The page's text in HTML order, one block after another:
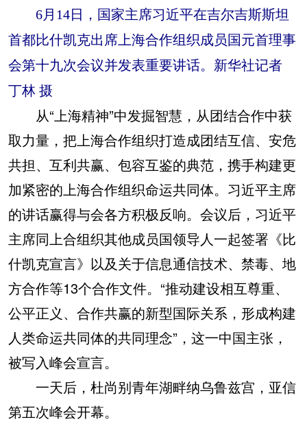
6月14日，国家主席习近平在吉尔吉斯斯坦
首都比什凯克出席上海合作组织成员国元首理事
会第十九次会议并发表重要讲话。新华社记者
丁林 摄
从“上海精神”中发掘智慧，从团结合作中获
取力量，把上海合作组织打造成团结互信、安危
共担、互利共赢、包容互鉴的典范，携手构建更
加紧密的上海合作组织命运共同体。习近平主席
的讲话赢得与会各方积极反响。会议后，习近平
主席同上合组织其他成员国领导人一起签署《比
什凯克宣言》以及关于信息通信技术、禁毒、地
方合作等13个合作文件。“推动建设相互尊重、
公平正义、合作共赢的新型国际关系，形成构建
人类命运共同体的共同理念”，这一中国主张，
被写入峰会宣言。
一天后，杜尚别青年湖畔纳乌鲁兹宫，亚信
第五次峰会开幕。